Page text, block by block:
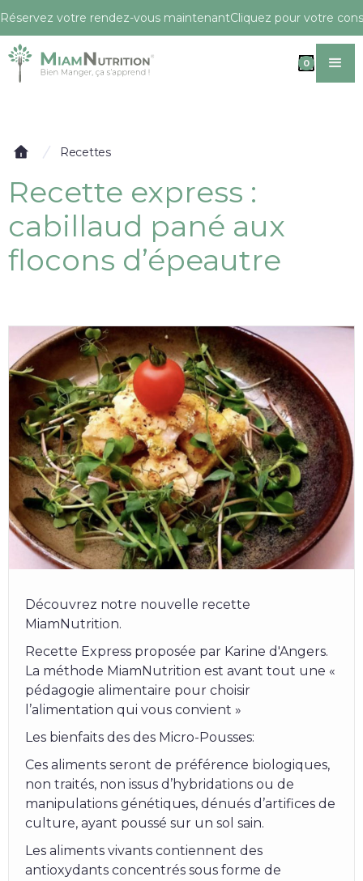
Réservez votre rendez-vous maintenantCliquez pour votre
0
Recettes
Recette express :
cabillaud pané aux
flocons d’épeautre
Découvrez notre nouvelle recette
MiamNutrition.
Recette Express proposée par Karine d'Angers.
La méthode MiamNutrition est avant tout une «
pédagogie alimentaire pour choisir
l’alimentation qui vous convient »
Les bienfaits des des Micro-Pousses:
Ces aliments seront de préférence biologiques,
non traités, non issus d’hybridations ou de
manipulations génétiques, dénués d’artifices de
culture, ayant poussé sur un sol sain.
Les aliments vivants contiennent des
antioxydants concentrés sous forme de